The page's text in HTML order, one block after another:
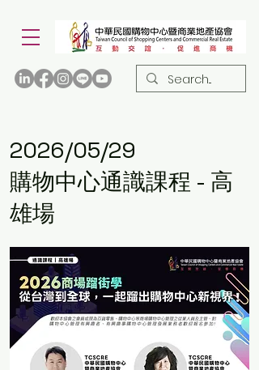
2026/05/29
購物中心通識課程 - 高
雄場